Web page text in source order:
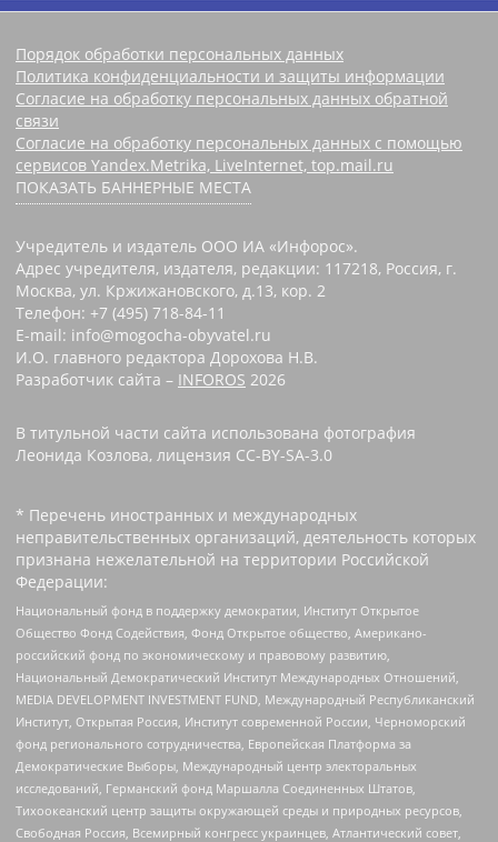
Порядок обработки персональных данных
Политика конфиденциальности и защиты информации
Согласие на обработку персональных данных обратной
связи
Согласие на обработку персональных данных с помощью
сервисов Yandex.Metrika, LiveInternet, top.mail.ru
ПОКАЗАТЬ БАННЕРНЫЕ МЕСТА
Учредитель и издатель ООО ИА «Инфорос».
Адрес учредителя, издателя, редакции: 117218, Россия, г.
Москва, ул. Кржижановского, д.13, кор. 2
Телефон: +7 (495) 718-84-11
E-mail: info@mogocha-obyvatel.ru
И.О. главного редактора Дорохова Н.В.
Разработчик сайта – INFOROS 2026
В титульной части сайта использована фотография
Леонида Козлова, лицензия CC-BY-SA-3.0
* Перечень иностранных и международных
неправительственных организаций, деятельность которых
признана нежелательной на территории Российской
Федерации:
Национальный фонд в поддержку демократии, Институт Открытое
Общество Фонд Содействия, Фонд Открытое общество, Американо-
российский фонд по экономическому и правовому развитию,
Национальный Демократический Институт Международных Отношений,
MEDIA DEVELOPMENT INVESTMENT FUND, Международный Республиканский
Институт, Открытая Россия, Институт современной России, Черноморский
фонд регионального сотрудничества, Европейская Платформа за
Демократические Выборы, Международный центр электоральных
исследований, Германский фонд Маршалла Соединенных Штатов,
Тихоокеанский центр защиты окружающей среды и природных ресурсов,
Свободная Россия, Всемирный конгресс украинцев, Атлантический совет,